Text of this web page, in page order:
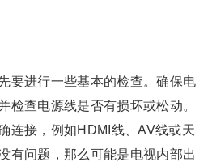
要进行一些基本的检查。确保电
检查电源线是否有损坏或松动。
连接，例如HDMI线、AV线或天
有问题，那么可能是电视内部出